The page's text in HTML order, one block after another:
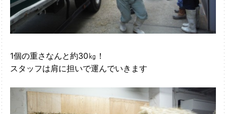
1個の重さなんと約30㎏！
スタッフは肩に担いで運んでいきます